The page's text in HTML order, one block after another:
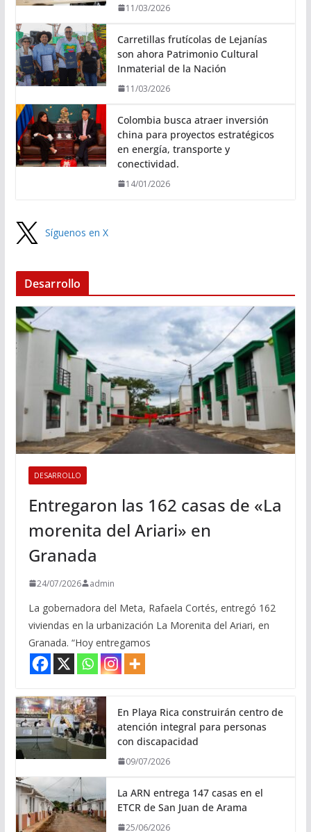
11/03/2026
Carretillas frutícolas de Lejanías
son ahora Patrimonio Cultural
Inmaterial de la Nación
11/03/2026
Colombia busca atraer inversión
china para proyectos estratégicos
en energía, transporte y
conectividad.
14/01/2026
Síguenos en X
Desarrollo
DESARROLLO
Entregaron las 162 casas de «La
morenita del Ariari» en
Granada
24/07/2026 admin
La gobernadora del Meta, Rafaela Cortés, entregó 162
viviendas en la urbanización La Morenita del Ariari, en
Granada. “Hoy entregamos
En Playa Rica construirán centro de
atención integral para personas
con discapacidad
09/07/2026
La ARN entrega 147 casas en el
ETCR de San Juan de Arama
25/06/2026